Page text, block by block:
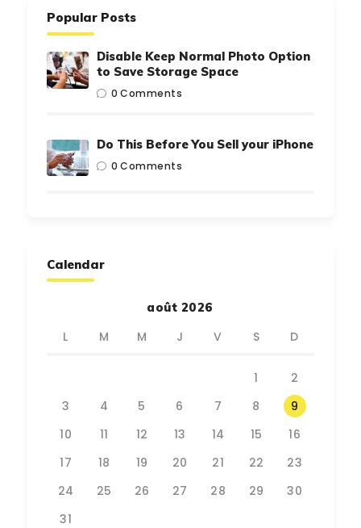
Popular Posts
Disable Keep Normal Photo Option
to Save Storage Space
0 Comments
Do This Before You Sell your iPhone
0 Comments
Calendar
août 2026
L M M J V S D
1
2
3
4 5 6 7 8
9
10
11 12 13 14 15
16
17
18 19 20 21 22
23
24
25 26 27 28 29
30
31